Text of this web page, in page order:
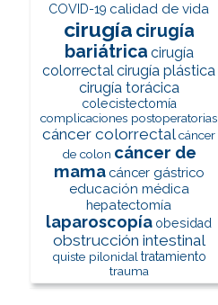
COVID-19 calidad de vida
cirugía cirugía
bariátrica cirugía
colorrectalcirugía plástica
cirugía torácica
colecistectomía
complicaciones postoperatorias
cáncer colorrectalcáncer
de colon cáncer de
mama cáncer gástrico
educación médica
hepatectomía
laparoscopía obesidad
obstrucción intestinal
quiste pilonidal tratamiento
trauma